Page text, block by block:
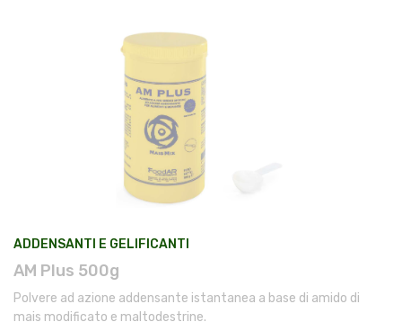
ADDENSANTI E GELIFICANTI
AM Plus 500g
Polvere ad azione addensante istantanea a base di amido di
mais modificato e maltodestrine.